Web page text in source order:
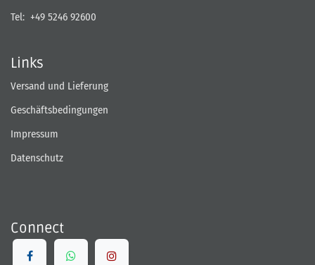
Tel: +49 5246 92600
Links
Versand und Lieferung
Geschäftsbedingungen
Impressum
Datenschutz
Connect